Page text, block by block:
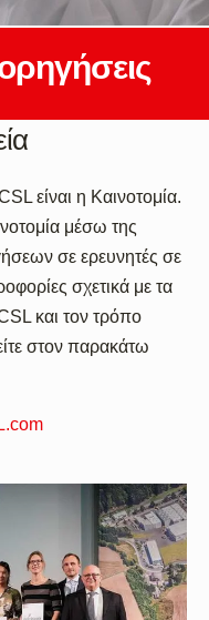
είναι η Καινοτομία.
μέσω της
σε ερευνητές σε
σχετικά με τα
και τον τρόπο
στον παρακάτω